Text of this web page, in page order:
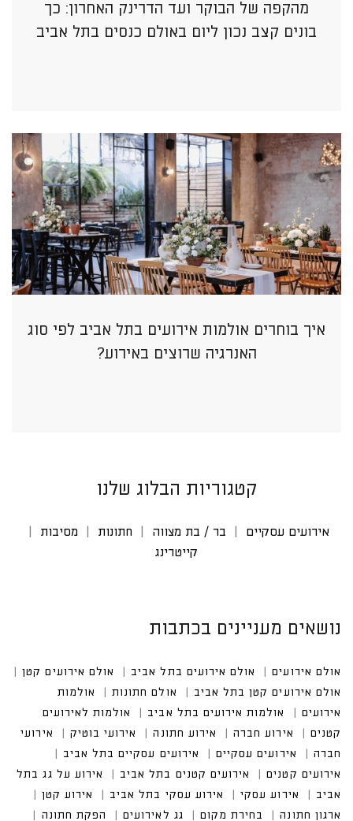
מהקפה של הבוקר ועד הדרינק האחרון: כך
בונים קצב נכון ליום באולם כנסים בתל אביב
איך בוחרים אולמות אירועים בתל אביב לפי סוג
האנרגיה שרוצים באירוע?
קטגוריות הבלוג שלנו
אירועים עסקיים בר / בת מצווה חתונות
מסיבות
קייטרינג
נושאים מעניינים בכתבות
אולם אירועים אולם אירועים בתל אביב
אולם אירועים קטן
אולם אירועים קטן בתל אביב
אולם חתונות
אולמות אירו
עים
אולמות אירועים בתל אביב
אולמות לאירועים קטנים
אירוע חברה
אירוע חתונה
אירועי בוטיק
אירועים עסקיים
אירועים עסקיים בתל אביב
אירועים קטנים בתל אביב
אירוע על גג בתל אביב
אירוע עסקי בתל אביב